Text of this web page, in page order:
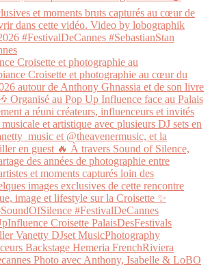
Croisette et photographie au